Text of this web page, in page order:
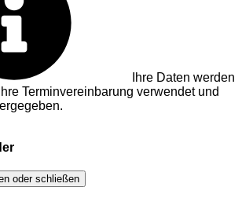
Ihre Daten werden
Terminvereinbarung verwendet und
oder schließen